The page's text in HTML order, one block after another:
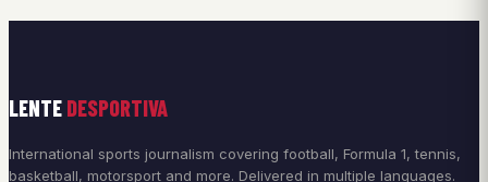
LENTE DESPORTIVA
International sports journalism covering football, Formula 1, tennis,
basketball, motorsport and more. Delivered in multiple languages.